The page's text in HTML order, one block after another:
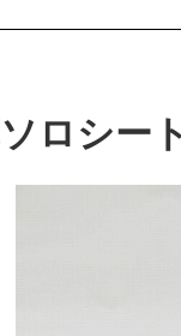
ロシー